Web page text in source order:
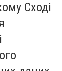
Сході